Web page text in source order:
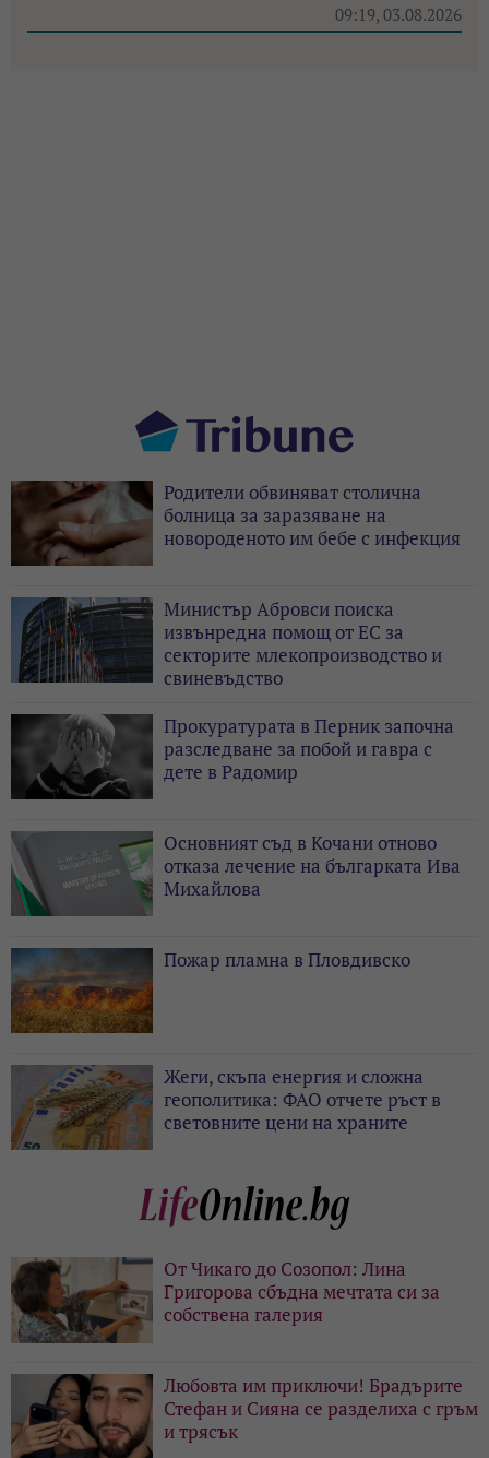
09:19, 03.08.2026
Родители обвиняват столична
болница за заразяване на
новороденото им бебе с инфекция
Министър Абровси поиска
извънредна помощ от ЕС за
секторите млекопроизводство и
свиневъдство
Прокуратурата в Перник започна
разследване за побой и гавра с
дете в Радомир
Основният съд в Кочани отново
отказа лечение на българката Ива
Михайлова
Пожар пламна в Пловдивско
Жеги, скъпа енергия и сложна
геополитика: ФАО отчете ръст в
световните цени на храните
От Чикаго до Созопол: Лина
Григорова сбъдна мечтата си за
собствена галерия
Любовта им приключи! Брадърите
Стефан и Сияна се разделиха с гръм
и трясък